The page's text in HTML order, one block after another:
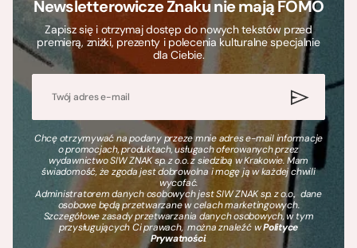
Newsletterowicze Znaku nie mają FOMO
Zapisz się i otrzymaj dostęp do nowych tekstów przed
premierą, zniżki, prezenty i polecenia kulturalne specjalnie
dla Ciebie.
Chcę otrzymywać na podany przeze mnie adres e-mail informacje
o promocjach, produktach, usługach oferowanych przez
wydawnictwo SIW ZNAK sp. z o.o. z siedzibą w Krakowie. Mam
świadomość, że zgoda jest dobrowolna i mogę ją w każdej chwili
wycofać.
Administratorem danych osobowych jest SIW ZNAK sp. z o.o., dane
osobowe będą przetwarzane w celach marketingowych.
Szczegółowe zasady przetwarzania danych osobowych, w tym
przysługujących Ci prawach, można znaleźć wPolityce
Prywatności.